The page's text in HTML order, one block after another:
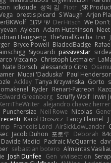
idkdude 성익 김 Piotr JSR
orestis picard S Waugh Arjen
שי יעקוב DerHitsch We Don't
Ayleen Adam Hutchinson Neet
Haugseng TheSmallGacha trvr
Bryce Powell BladedBadge
Siyouardi passivestar
Vizcaino Christoph Letmaier
Nate Borsch alessandro Citro
Mucai 'Daduska' Paul Henderson
Ackley Tanya Krzywinska Gorto
Ryder Renart-Patreon
Edward Greenberg Scruffy Wolf Irwin
alejandro chavez
Punchersize Neil Rowe Nicolas
Karol Droszcz Fancy Flannel
Francois Lord AirSickLowLander
Jacob Duhon 포로루 Deborah
Davide Medici Padraic McQuarrie
sebastian botero Almantas
Josh Dunfee Gen viviisection